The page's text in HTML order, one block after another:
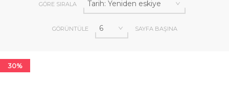
GÖRE SIRALA
GÖRÜNTÜLE SAYFA BAŞINA
30%